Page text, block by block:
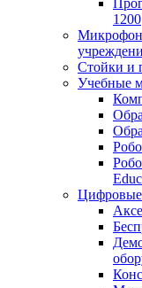
1200
Стойки и
Учебные
Цифровые